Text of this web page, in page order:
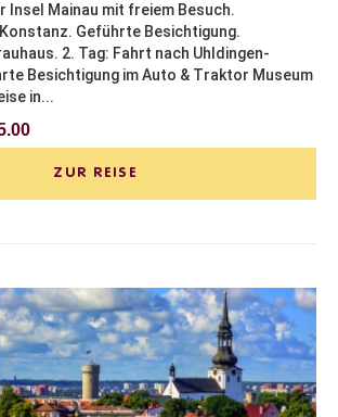
Insel Mainau mit freiem Besuch.
Geführte Besichtigung.
2. Tag: Fahrt nach Uhldingen-
Besichtigung im Auto & Traktor Museum
in...
ZUR REISE